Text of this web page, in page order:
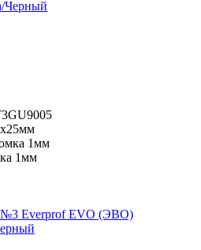
Черный
1мм
1мм
№3 Everprof EVO (ЭВО)